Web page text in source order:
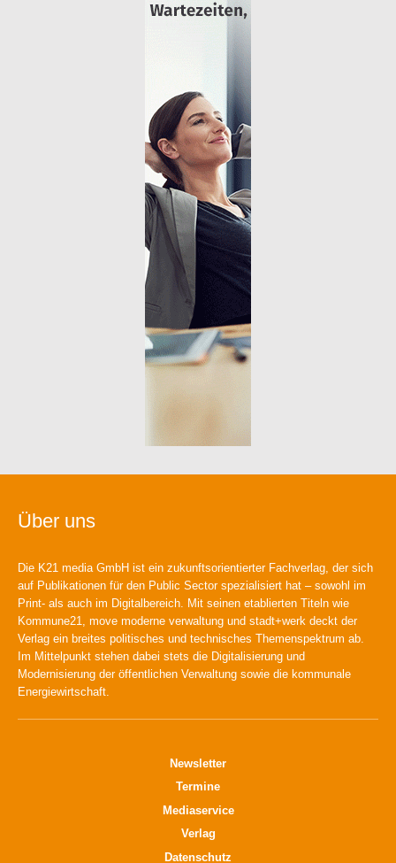
Über uns
Die K21 media GmbH ist ein zukunftsorientierter Fachverlag, der sich
auf Publikationen für den Public Sector spezialisiert hat – sowohl im
Print- als auch im Digitalbereich. Mit seinen etablierten Titeln wie
Kommune21, move moderne verwaltung und stadt+werk deckt der
Verlag ein breites politisches und technisches Themenspektrum ab.
Im Mittelpunkt stehen dabei stets die Digitalisierung und
Modernisierung der öffentlichen Verwaltung sowie die kommunale
Energiewirtschaft.
Newsletter
Termine
Mediaservice
Verlag
Datenschutz